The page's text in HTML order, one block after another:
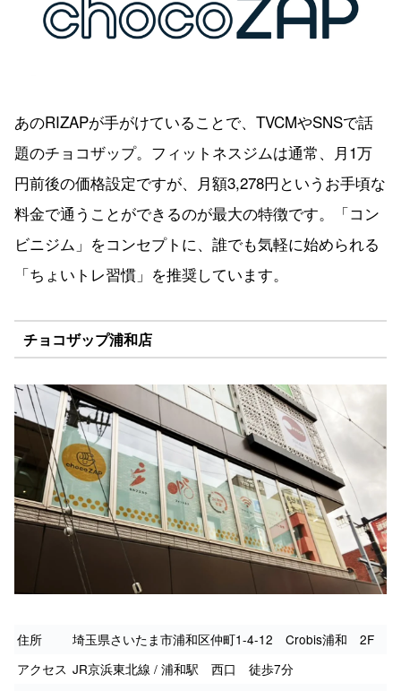
あのRIZAPが手がけていることで、TVCMやSNSで話
題のチョコザップ。フィットネスジムは通常、月1万
円前後の価格設定ですが、月額3,278円というお手頃な
料金で通うことができるのが最大の特徴です。「コン
ビニジム」をコンセプトに、誰でも気軽に始められる
「ちょいトレ習慣」を推奨しています。
チョコザップ浦和店
住所
埼玉県さいたま市浦和区仲町1-4-12 Crobis浦和 2F
アクセス JR京浜東北線 / 浦和駅 西口 徒歩7分